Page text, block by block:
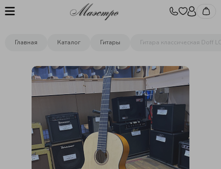
Главная Каталог Гитары Гитара классическая Doff